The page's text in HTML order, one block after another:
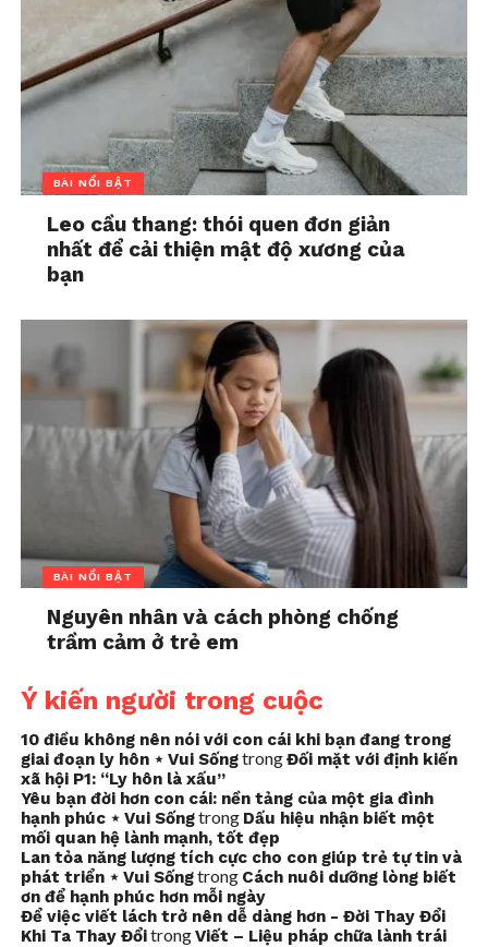
BÀI NỔI BẬT
Leo cầu thang: thói quen đơn giản
nhất để cải thiện mật độ xương của
bạn
BÀI NỔI BẬT
Nguyên nhân và cách phòng chống
trầm cảm ở trẻ em
Ý kiến người trong cuộc
10 điều không nên nói với con cái khi bạn đang trong
giai đoạn ly hôn ⋆ Vui SốngtrongĐối mặt với định kiến
xã hội P1: “Ly hôn là xấu”
Yêu bạn đời hơn con cái: nền tảng của một gia đình
hạnh phúc ⋆ Vui Sốngtrong Dấu hiệu nhận biết một
mối quan hệ lành mạnh, tốt đẹp
Lan tỏa năng lượng tích cực cho con giúp trẻ tự tin và
phát triển ⋆ Vui Sốngtrong Cách nuôi dưỡng lòng biết
ơn để hạnh phúc hơn mỗi ngày
Để việc viết lách trở nên dễ dàng hơn - Đời Thay Đổi
Khi Ta Thay ĐổitrongViết – Liệu pháp chữa lành trái